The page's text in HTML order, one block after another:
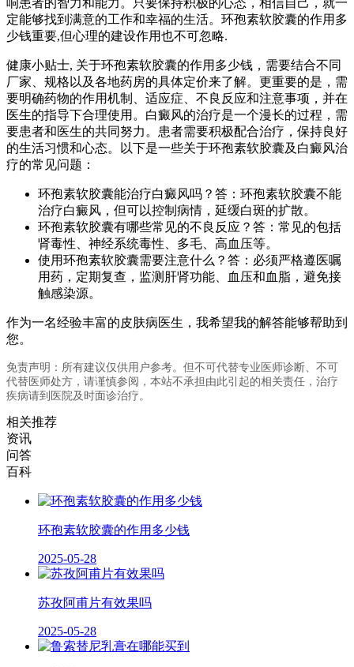
响患者的智力和能力。只要保持积极的心态，相信自己，就一
定能够找到满意的工作和幸福的生活。环孢素软胶囊的作用多
少钱重要,但心理的建设作用也不可忽略.
健康小贴士, 关于环孢素软胶囊的作用多少钱，需要结合不同
厂家、规格以及各地药房的具体定价来了解。更重要的是，需
要明确药物的作用机制、适应症、不良反应和注意事项，并在
医生的指导下合理使用。白癜风的治疗是一个漫长的过程，需
要患者和医生的共同努力。患者需要积极配合治疗，保持良好
的生活习惯和心态。以下是一些关于环孢素软胶囊及白癜风治
疗的常见问题：
环孢素软胶囊能治疗白癜风吗？答：环孢素软胶囊不能
治疗白癜风，但可以控制病情，延缓白斑的扩散。
环孢素软胶囊有哪些常见的不良反应？答：常见的包括
肾毒性、神经系统毒性、多毛、高血压等。
使用环孢素软胶囊需要注意什么？答：必须严格遵医嘱
用药，定期复查，监测肝肾功能、血压和血脂，避免接
触感染源。
作为一名经验丰富的皮肤病医生，我希望我的解答能够帮助到
您。
免责声明：所有建议仅供用户参考。但不可代替专业医师诊断、不可
代替医师处方，请谨慎参阅，本站不承担由此引起的相关责任，治疗
疾病请到医院及时面诊治疗。
相关推荐
资讯
问答
百科
环孢素软胶囊的作用多少钱
2025-05-28
苏孜阿甫片有效果吗
2025-05-28